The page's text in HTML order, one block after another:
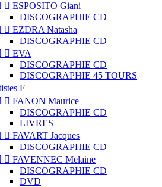
 ESPOSITO Giani
DISCOGRAPHIE CD
 EZDRA Natasha
DISCOGRAPHIE CD
 EVA
DISCOGRAPHIE CD
DISCOGRAPHIE 45 TOURS
F
 FANON Maurice
DISCOGRAPHIE CD
LIVRES
 FAVART Jacques
DISCOGRAPHIE CD
 FAVENNEC Melaine
DISCOGRAPHIE CD
DVD